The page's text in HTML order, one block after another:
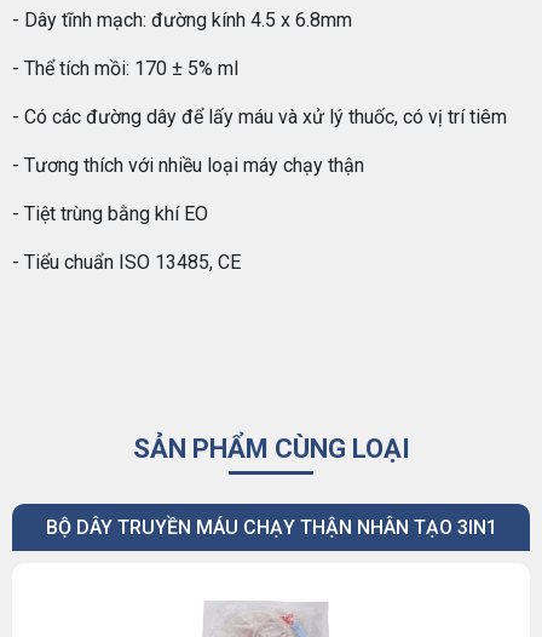
- Dây tĩnh mạch: đường kính 4.5 x 6.8mm
- Thể tích mồi: 170 ± 5% ml
- Có các đường dây để lấy máu và xử lý thuốc, có vị trí tiêm
- Tương thích với nhiều loại máy chạy thận
- Tiệt trùng bằng khí EO
- Tiểu chuẩn ISO 13485, CE
SẢN PHẨM CÙNG LOẠI
BỘ DÂY TRUYỀN MÁU CHẠY THẬN NHÂN TẠO 3IN1